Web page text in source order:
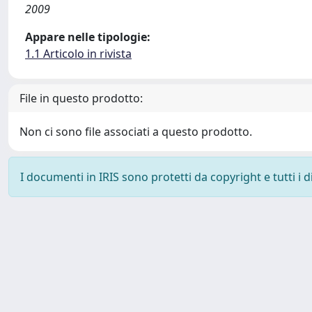
2009
Appare nelle tipologie:
1.1 Articolo in rivista
File in questo prodotto:
Non ci sono file associati a questo prodotto.
I documenti in IRIS sono protetti da copyright e tutti i